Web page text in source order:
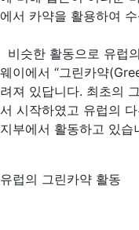
에서 카약을 활용하여
비슷한 활동으로 유럽
웨이에서 “그린카약
려져 있답니다. 최초의
서 시작하였고 유럽의
지부에서 활동하고 있습
유럽의 그린카약 활동